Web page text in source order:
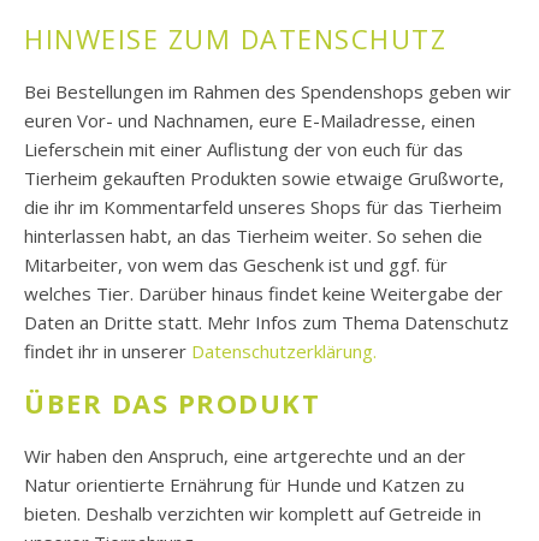
HINWEISE ZUM DATENSCHUTZ
Bei Bestellungen im Rahmen des Spendenshops geben wir
euren Vor- und Nachnamen, eure E-Mailadresse, einen
Lieferschein mit einer Auflistung der von euch für das
Tierheim gekauften Produkten sowie etwaige Grußworte,
die ihr im Kommentarfeld unseres Shops für das Tierheim
hinterlassen habt, an das Tierheim weiter. So sehen die
Mitarbeiter, von wem das Geschenk ist und ggf. für
welches Tier. Darüber hinaus findet keine Weitergabe der
Daten an Dritte statt. Mehr Infos zum Thema Datenschutz
findet ihr in unserer Datenschutzerklärung.
ÜBER DAS PRODUKT
Wir haben den Anspruch, eine artgerechte und an der
Natur orientierte Ernährung für Hunde und Katzen zu
bieten. Deshalb verzichten wir komplett auf Getreide in